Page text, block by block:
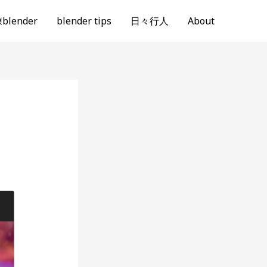
blender blender tips 日々行人 About